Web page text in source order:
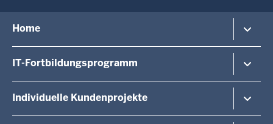
in
der
Fußzeile
Home
Veranstaltungsorte/-formate
Dozierende
Über uns
Kontakt
IT-Fortbildungsprogramm
Last Minute
Anmeldemöglichkeiten
Individuelle Kundenprojekte